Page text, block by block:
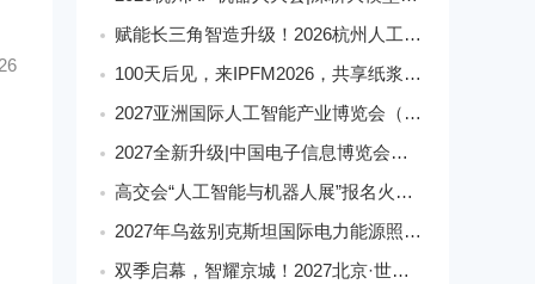
赋能长三角智造升级！2026杭州人工智能与机器人展会9月启幕
100天后见，来IPFM2026，共享纸浆模塑产业红利
2027亚洲国际人工智能产业博览会（世亚智博会）全维度介绍
2027全新升级|中国电子信息博览会（深圳电子展）核心优势
高交会“人工智能与机器人展”报名火爆,机器人馆展位日趋稀缺
2027年乌兹别克斯坦国际电力能源照明展
双季启幕，智耀京城！2027北京·世亚智博会